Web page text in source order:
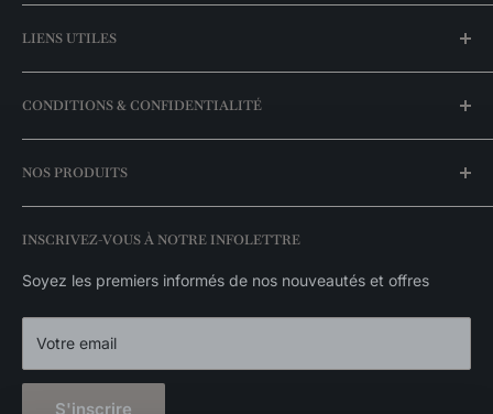
Notre histoire
Trouvez une boutique
FAQ
Meilleurs prix garantis
LIENS UTILES
Mon compte
Espace entrepreneurs
Nos promotions
Nos marques
Catalogue exclusivités
CONDITIONS & CONFIDENTIALITÉ
Livraison & expédition
Politique de retour
Politique de disponibilité des stocks
Politique de confidentialité
NOS PRODUITS
Luminaires suspendus
Appliques murales
Luminaires extérieurs
INSCRIVEZ-VOUS À NOTRE INFOLETTRE
Soyez les premiers informés de nos nouveautés et offres
Votre email
S'inscrire